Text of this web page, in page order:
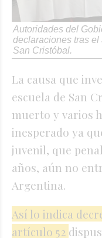
Autoridades del
declaraciones tras
San Cristóbal.
La causa que
escuela de San
muerto y varios
inesperado ya
juvenil, que
años, aún no
Argentina.
Así lo indica
artículo 52